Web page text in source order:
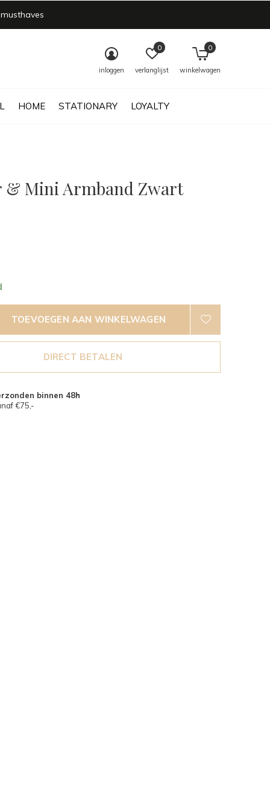
HOME STATIONARY LOYALTY
inloggen verlanglijst
0
winkelwagen
0
& Mini Armband Zwart
TOEVOEGEN AAN WINKELWAGEN
DIRECT BETALEN
binnen 48h
€75,-